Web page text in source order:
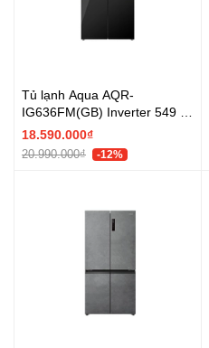
Tủ lạnh Aqua AQR-
IG636FM(GB) Inverter 549 lít
Multi Door - Chính hãng
18.590.000₫
20.990.000₫ -12%